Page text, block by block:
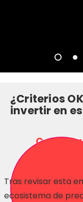
¿Criterios
invertir en
Tras revisar esta
ecosistema de